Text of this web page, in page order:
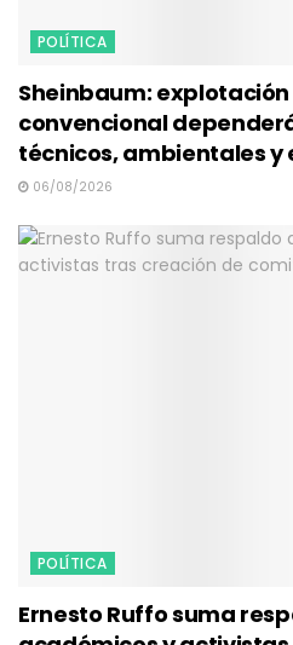
POLÍTICA
Sheinbaum:
convencional
técnicos, ambientales y
06/08/2026
POLÍTICA
Ernesto Ruffo suma